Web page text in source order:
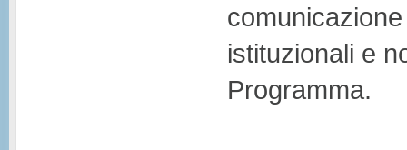
istituzionali e
Programma.